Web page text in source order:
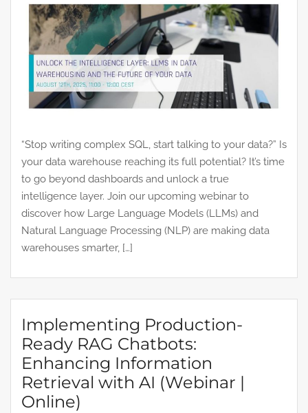
“Stop writing complex SQL, start talking to your data?” Is
your data warehouse reaching its full potential? It’s time
to go beyond dashboards and unlock a true
intelligence layer. Join our upcoming webinar to
discover how Large Language Models (LLMs) and
Natural Language Processing (NLP) are making data
warehouses smarter, […]
Implementing Production-
Ready RAG Chatbots:
Enhancing Information
Retrieval with AI (Webinar |
Online)